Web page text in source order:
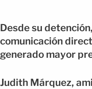
Desde su
comunicación
generado mayor
Judith Márquez,